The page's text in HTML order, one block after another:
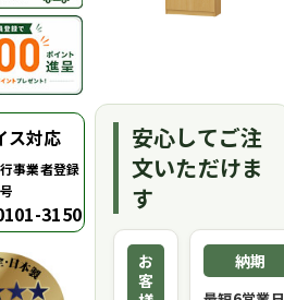
ス対応
事業者登録
3150
安心してご注
文いただけま
す
お
客
納期